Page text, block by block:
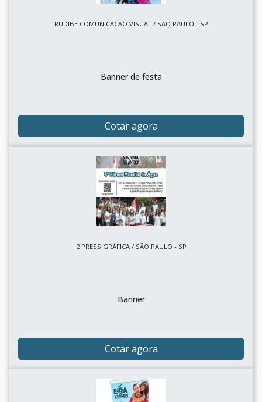
RUDIBE COMUNICACAO VISUAL / SÃO PAULO - SP
Banner de festa
Cotar agora
2 PRESS GRÁFICA / SÃO PAULO - SP
Banner
Cotar agora